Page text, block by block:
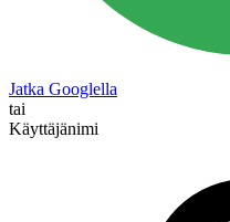
Jatka Googlella
tai
Käyttäjänimi